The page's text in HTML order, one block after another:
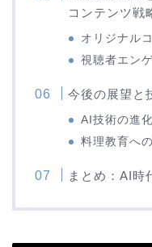
コンテンツ戦
オリジナル
視聴者エン
今後の展望と
AI技術の進
料理教育へ
まとめ：AI時